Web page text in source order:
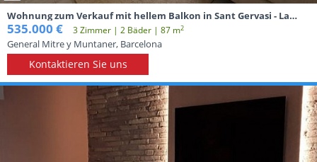
Wohnung zum Verkauf mit hellem Balkon in Sant Gervasi - La
Bonanova-Barcelona.
535.000 € 3 Zimmer | 2 Вäder | 87 m2
General Mitre y Muntaner, Barcelona
Kontaktieren Sie uns